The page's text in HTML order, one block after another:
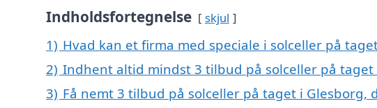
Indholdsfortegnelse skjul
1) Hvad kan et firma med speciale i solceller på
2) Indhent altid mindst 3 tilbud på solceller på taget
3) Få nemt 3 tilbud på solceller på taget i Glesborg,